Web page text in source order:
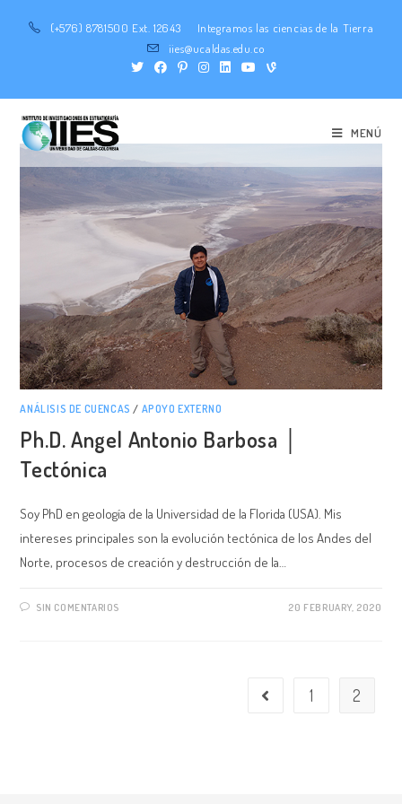
(+576) 8781500 Ext. 12643
Integramos las ciencias de la Tierra
iies@ucaldas.edu.co
MENÚ
ANÁLISIS DE CUENCAS / APOYO EXTERNO
Ph.D. Angel Antonio Barbosa │
Tectónica
Soy PhD en geología de la Universidad de la Florida (USA). Mis
intereses principales son la evolución tectónica de los Andes del
Norte, procesos de creación y destrucción de la…
SIN COMENTARIOS 20 FEBRUARY, 2020
1 2